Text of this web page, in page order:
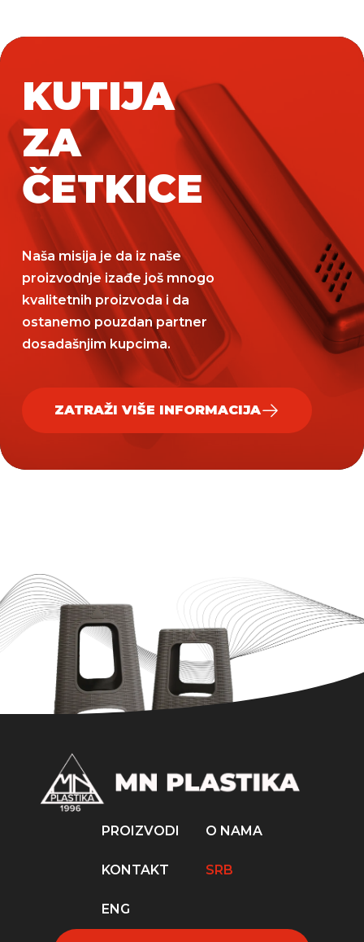
KUTIJA
ZA
ČETKICE
Naša misija je da iz naše
proizvodnje izađe još mnogo
kvalitetnih proizvoda i da
ostanemo pouzdan partner
dosadašnjim kupcima.
ZATRAŽI VIŠE INFORMACIJA
PROIZVODI O NAMA
KONTAKT SRB
ENG